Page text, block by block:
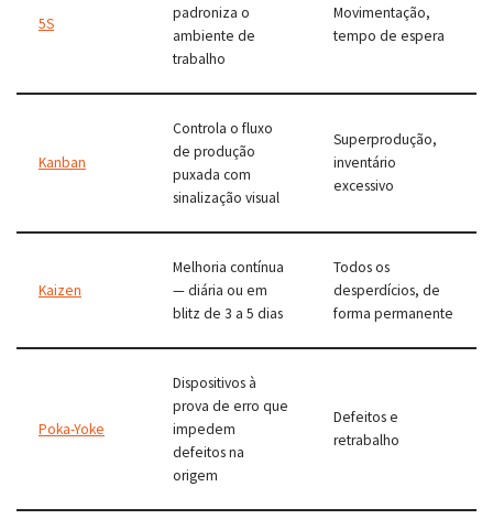
5S
padroniza o
ambiente de
trabalho
Movimentação,
tempo de espera
Kanban
Controla o fluxo
de produção
puxada com
sinalização visual
Superprodução,
inventário
excessivo
Kaizen
Melhoria contínua
— diária ou em
blitz de 3 a 5 dias
Todos os
desperdícios, de
forma permanente
Poka-Yoke
Dispositivos à
prova de erro que
impedem
defeitos na
origem
Defeitos e
retrabalho